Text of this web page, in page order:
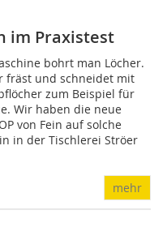
im Praxistest
bohrt man Löcher.
fräst und schneidet mit
zum Beispiel für
Wir haben die neue
von Fein auf solche
in der Tischlerei Ströer
mehr